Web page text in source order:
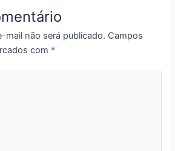
mail não será publicado. Campos
com *